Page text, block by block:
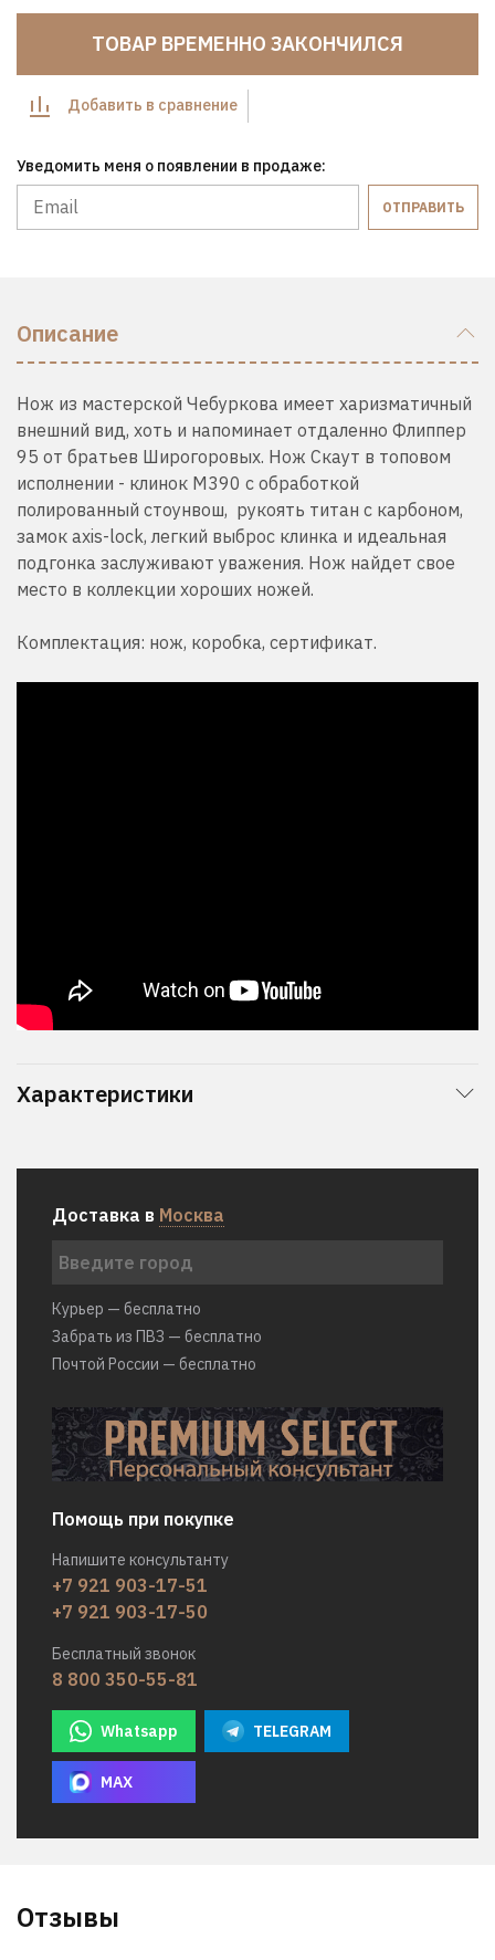
ТОВАР ВРЕМЕННО ЗАКОНЧИЛСЯ
Добавить в сравнение
Уведомить меня о появлении в продаже:
ОТПРАВИТЬ
Описание
Нож из мастерской Чебуркова имеет харизматичный
внешний вид, хоть и напоминает отдаленно Флиппер
95 от братьев Широгоровых. Нож Скаут в топовом
исполнении - клинок М390 с обработкой
полированный стоунвош, рукоять титан с карбоном,
замок axis-lock, легкий выброс клинка и идеальная
подгонка заслуживают уважения. Нож найдет свое
место в коллекции хороших ножей.
Комплектация: нож, коробка, сертификат.
Характеристики
Доставка в Москва
Курьер — бесплатно
Забрать из ПВЗ — бесплатно
Почтой России — бесплатно
Помощь при покупке
Напишите консультанту
+7 921 903-17-51
+7 921 903-17-50
Бесплатный звонок
8 800 350-55-81
Whatsapp TELEGRAM
MAX
Отзывы